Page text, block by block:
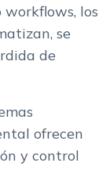
los
se
de
ofrecen
y control